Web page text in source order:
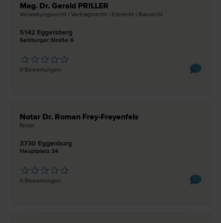
Mag. Dr. Gerald PRILLER
Verwaltungs­recht | Vertrags­recht | Erb­recht | Bau­recht
5142 Eggelsberg
Salzburger Straße 6
0 Bewertungen
Notar Dr. Roman Frey-Freyenfels
Notar
3730 Eggenburg
Hauptplatz 24
0 Bewertungen